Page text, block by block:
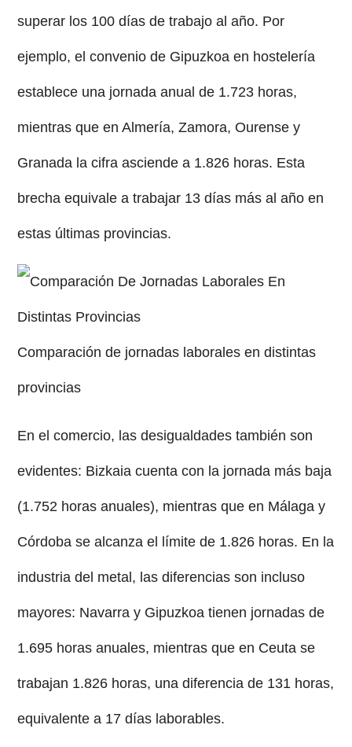
superar los 100 días de trabajo al año. Por
ejemplo, el convenio de Gipuzkoa en hostelería
establece una jornada anual de 1.723 horas,
mientras que en Almería, Zamora, Ourense y
Granada la cifra asciende a 1.826 horas. Esta
brecha equivale a trabajar 13 días más al año en
estas últimas provincias.
Comparación de jornadas laborales en distintas
provincias
En el comercio, las desigualdades también son
evidentes: Bizkaia cuenta con la jornada más baja
(1.752 horas anuales), mientras que en Málaga y
Córdoba se alcanza el límite de 1.826 horas. En la
industria del metal, las diferencias son incluso
mayores: Navarra y Gipuzkoa tienen jornadas de
1.695 horas anuales, mientras que en Ceuta se
trabajan 1.826 horas, una diferencia de 131 horas,
equivalente a 17 días laborables.